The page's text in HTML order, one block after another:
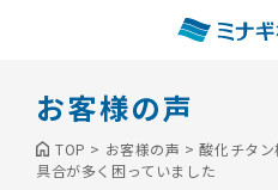
お客様の声
TOP > お客様の声 >酸化チタ
具合が多く困っていました